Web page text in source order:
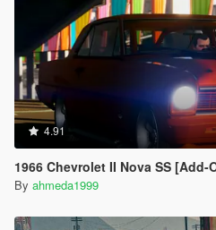
4.91
1966 Chevrolet II Nova SS
By ahmeda1999